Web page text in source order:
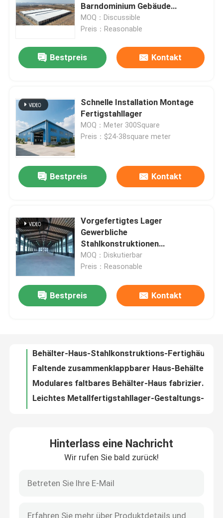
Haus
Produkte
Über uns
Qualitätskontrolle
Treten Sie mit uns in Verbindung
Rockwool-Sandwich-Platte
Glaswolle-Sandwich-Platte
Polyurethan-Sandwichplatte
Barndominium Gebäude
Stahlkonstruktion Lagerhaus
Farm Schuppen Prefab
MOQ：Discussible
Preis：Reasonable
Bestpreis Kontakt
Schnelle Installation Montage
Fertigstahllager
MOQ：Meter 300Square
Preis：$24-38square meter
Bestpreis Kontakt
Vorgefertigtes Lager
Gewerbliche
Stahlkonstruktionen
Metallraumrahmen mit
Stanzverarbeitungsdienst
MOQ：Diskutierbar
Preis：Reasonable
Bestpreis Kontakt
Isolierstahlfaltende Behälter-Haus-zusammenklappbare Behälter-Fertighäuser
Industrieller vorfabrizierter Lager-Gebäude-Werkstatt-Stahlhangar
Galvanisiertes vorfabriziertes Stahlkonstruktions-Lager-Metallrahmen ODM
Hinterlass eine Nachricht
Wir rufen Sie bald zurück!